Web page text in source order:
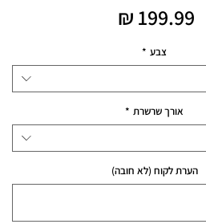
צבע *
אורך שרשרת *
הערת לקוח (לא חובה)